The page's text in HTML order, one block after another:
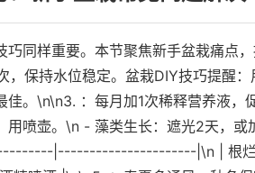
巧同样重要。本节聚焦新手盆栽痛点
，保持水位稳定。盆栽DIY技巧提醒
佳。\n\n3. ：每月加1次稀释营养液
用喷壶。\n - 藻类生长：遮光2天，
|----------------------|\n | 根烂 |